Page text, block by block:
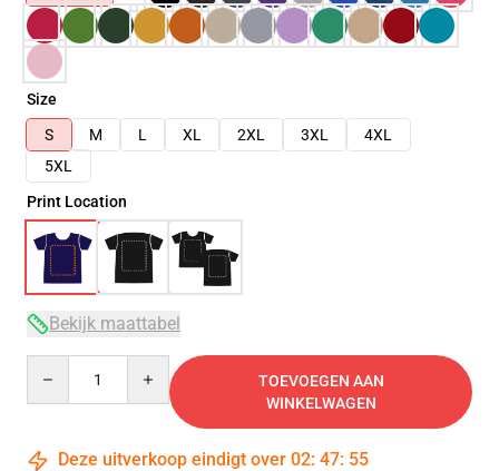
Size
S
M L XL 2XL 3XL
4XL
5XL
Print Location
Bekijk maattabel
TOEVOEGEN AAN
WINKELWAGEN
Deze uitverkoop eindigt over 02: 47: 54